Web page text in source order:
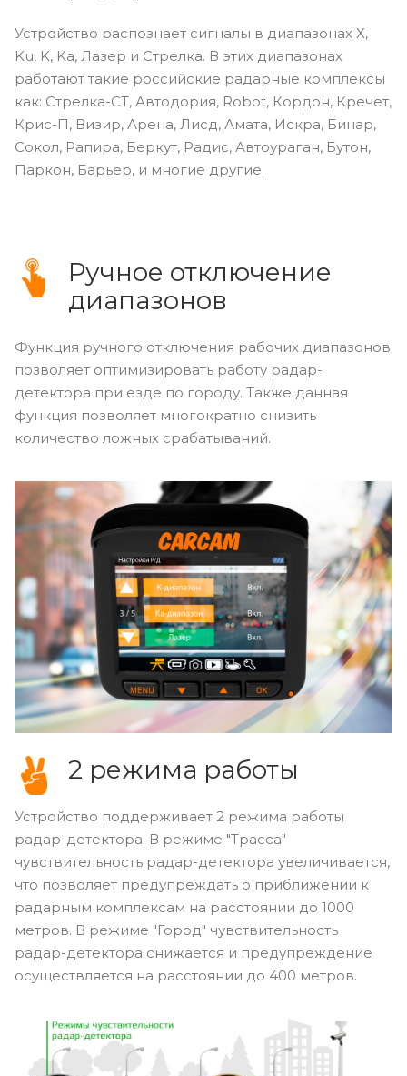
Устройство распознает сигналы в диапазонах Х,
Ku, K, Ka, Лазер и Стрелка. В этих диапазонах
работают такие российские радарные комплексы
как: Стрелка-СТ, Автодория, Robot, Кордон, Кречет,
Крис-П, Визир, Арена, Лисд, Амата, Искра, Бинар,
Сокол, Рапира, Беркут, Радис, Автоураган, Бутон,
Паркон, Барьер, и многие другие.
Ручное отключение
диапазонов
Функция ручного отключения рабочих диапазонов
позволяет оптимизировать работу радар-
детектора при езде по городу. Также данная
функция позволяет многократно снизить
количество ложных срабатываний.
2 режима работы
Устройство поддерживает 2 режима работы
радар-детектора. В режиме "Трасса"
чувствительность радар-детектора увеличивается,